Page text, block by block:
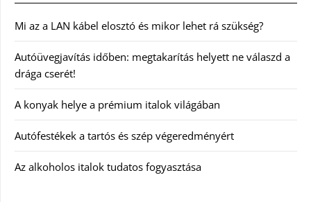
Mi az a LAN kábel elosztó és mikor lehet rá szükség?
Autóüvegjavítás időben: megtakarítás helyett ne válaszd a
drága cserét!
A konyak helye a prémium italok világában
Autófestékek a tartós és szép végeredményért
Az alkoholos italok tudatos fogyasztása